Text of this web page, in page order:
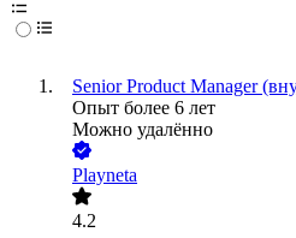
Senior Product Manager
Опыт более 6 лет
Можно удалённо
Playneta
4.2